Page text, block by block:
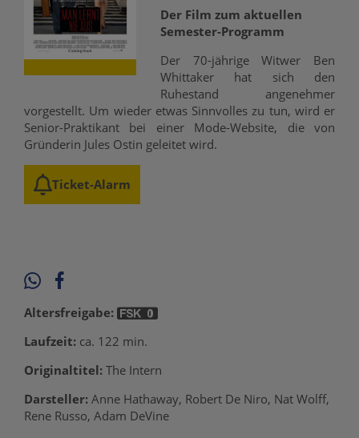
Der Film zum aktuellen
Semester-Programm
Der 70-jährige Witwer Ben
Whittaker hat sich den
Ruhestand angenehmer
vorgestellt. Um wieder etwas Sinnvolles zu tun, wird er
Senior-Praktikant bei einer Mode-Website, die von
Gründerin Jules Ostin geleitet wird.
Ticket-Alarm
Altersfreigabe:
Laufzeit: ca. 122 min.
Originaltitel: The Intern
Darsteller: Anne Hathaway, Robert De Niro, Nat Wolff,
Rene Russo, Adam DeVine